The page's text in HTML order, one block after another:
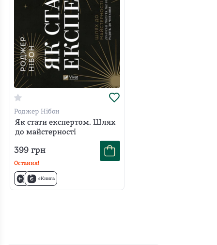
Роджер Нібон
Як стати експертом. Шлях
до майстерності
399 грн
Остання!
єКнига